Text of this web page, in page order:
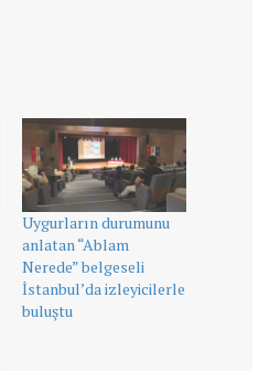
Uygurların durumunu
anlatan “Ablam
Nerede” belgeseli
İstanbul’da izleyicilerle
buluştu